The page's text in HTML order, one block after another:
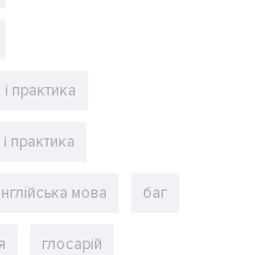
практика
практика
мова баг
глосарій